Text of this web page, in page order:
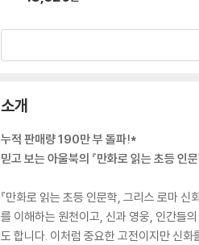
소개
누적 판매량 190만 부 돌파!*
믿고 보는 아울북의 『만화로 읽는 초등 인
『만화로 읽는 초등 인문학, 그리스 로마
를 이해하는 원천이고, 신과 영웅, 인간들
도 합니다. 이처럼 중요한 고전이지만 신